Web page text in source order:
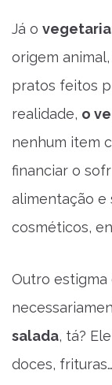
Já o
origem
pratos feitos
realidade, o
nenhum item
financiar o
alimentação e
cosméticos,
Outro estigma
salada, tá?
doces,